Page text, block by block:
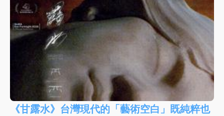
《甘露水》台灣現代的「藝術空白」既純粹也